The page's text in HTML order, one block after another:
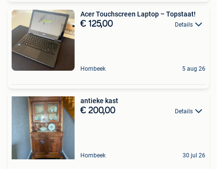
Acer Touchscreen Laptop – Topstaat!
€ 125,00 Details
Hombeek 5 aug 26
antieke kast
€ 200,00 Details
Hombeek 30 jul 26